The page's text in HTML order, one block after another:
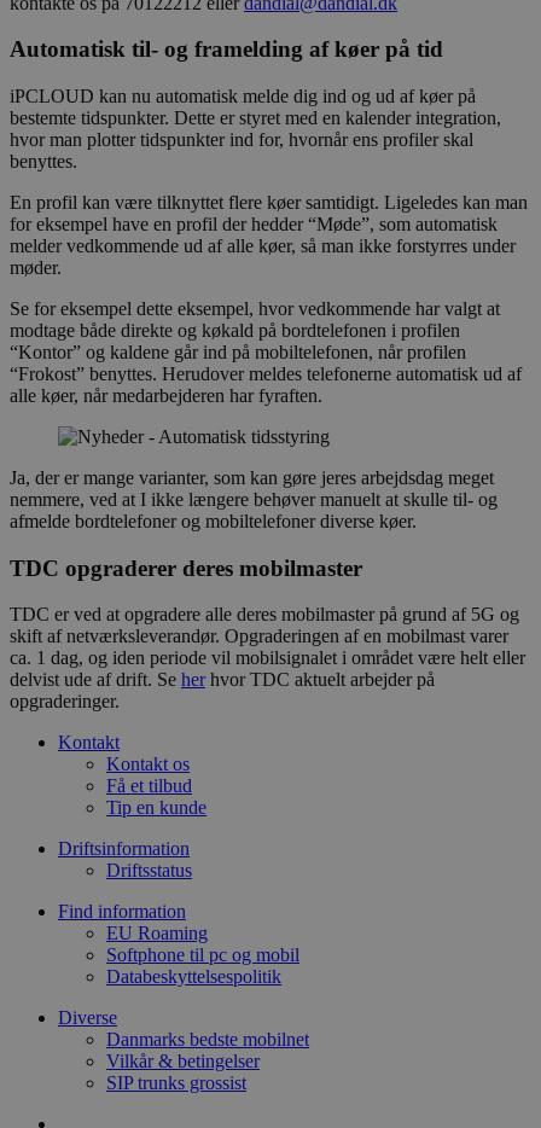
Automatisk til- og framelding af køer på tid
iPCLOUD kan nu automatisk melde dig ind og ud af køer på
bestemte tidspunkter. Dette er styret med en kalender integration,
hvor man plotter tidspunkter ind for, hvornår ens profiler skal
benyttes.
En profil kan være tilknyttet flere køer samtidigt. Ligeledes kan man
for eksempel have en profil der hedder “Møde”, som automatisk
melder vedkommende ud af alle køer, så man ikke forstyrres under
møder.
Se for eksempel dette eksempel, hvor vedkommende har valgt at
modtage både direkte og køkald på bordtelefonen i profilen
“Kontor” og kaldene går ind på mobiltelefonen, når profilen
“Frokost” benyttes. Herudover meldes telefonerne automatisk ud af
alle køer, når medarbejderen har fyraften.
Ja, der er mange varianter, som kan gøre jeres arbejdsdag meget
nemmere, ved at I ikke længere behøver manuelt at skulle til- og
afmelde bordtelefoner og mobiltelefoner diverse køer.
TDC opgraderer deres mobilmaster
TDC er ved at opgradere alle deres mobilmaster på grund af 5G og
skift af netværksleverandør. Opgraderingen af en mobilmast varer
ca. 1 dag, og iden periode vil mobilsignalet i området være helt eller
delvist ude af drift. Se herhvor TDC aktuelt arbejder på
opgraderinger.
Kontakt
Kontakt os
Få et tilbud
Tip en kunde
Driftsinformation
Driftsstatus
Find information
EU Roaming
Softphone til pc og mobil
Databeskyttelsespolitik
Diverse
Danmarks bedste mobilnet
Vilkår & betingelser
SIP trunks grossist